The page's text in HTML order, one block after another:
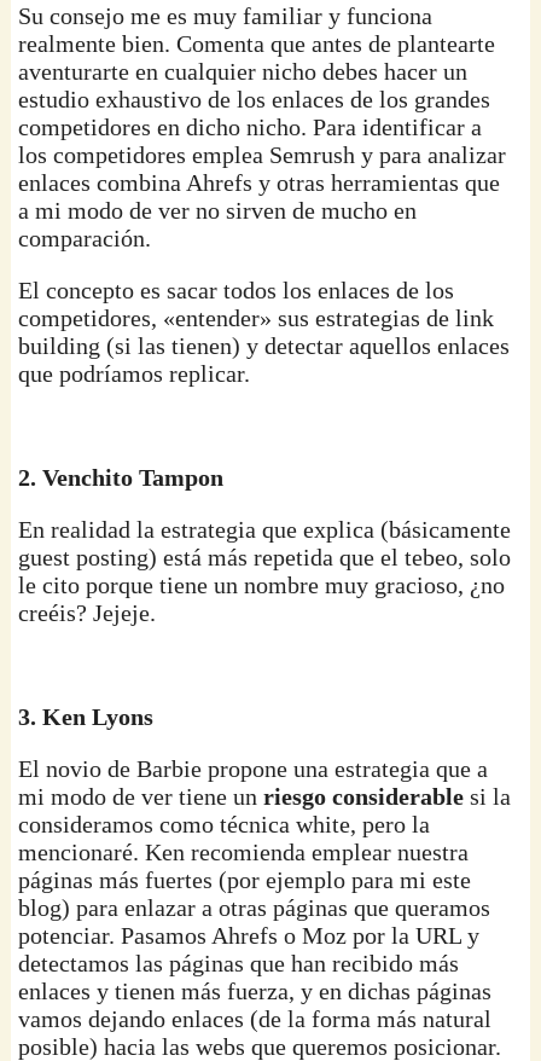
Su consejo me es muy familiar y funciona
realmente bien. Comenta que antes de plantearte
aventurarte en cualquier nicho debes hacer un
estudio exhaustivo de los enlaces de los grandes
competidores en dicho nicho. Para identificar a
los competidores emplea Semrush y para analizar
enlaces combina Ahrefs y otras herramientas que
a mi modo de ver no sirven de mucho en
comparación.
El concepto es sacar todos los enlaces de los
competidores, «entender» sus estrategias de link
building (si las tienen) y detectar aquellos enlaces
que podríamos replicar.
2. Venchito Tampon
En realidad la estrategia que explica (básicamente
guest posting) está más repetida que el tebeo, solo
le cito porque tiene un nombre muy gracioso, ¿no
creéis? Jejeje.
3. Ken Lyons
El novio de Barbie propone una estrategia que a
mi modo de ver tiene unriesgo considerablesi la
consideramos como técnica white, pero la
mencionaré. Ken recomienda emplear nuestra
páginas más fuertes (por ejemplo para mi este
blog) para enlazar a otras páginas que queramos
potenciar. Pasamos Ahrefs o Moz por la URL y
detectamos las páginas que han recibido más
enlaces y tienen más fuerza, y en dichas páginas
vamos dejando enlaces (de la forma más natural
posible) hacia las webs que queremos posicionar.